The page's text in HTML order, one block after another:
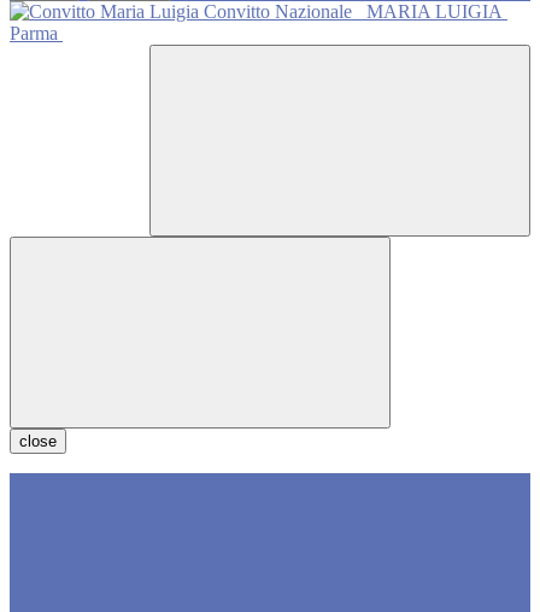
Convitto Nazionale
MARIA LUIGIA
Parma
close